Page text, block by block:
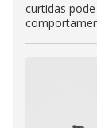
curtidas